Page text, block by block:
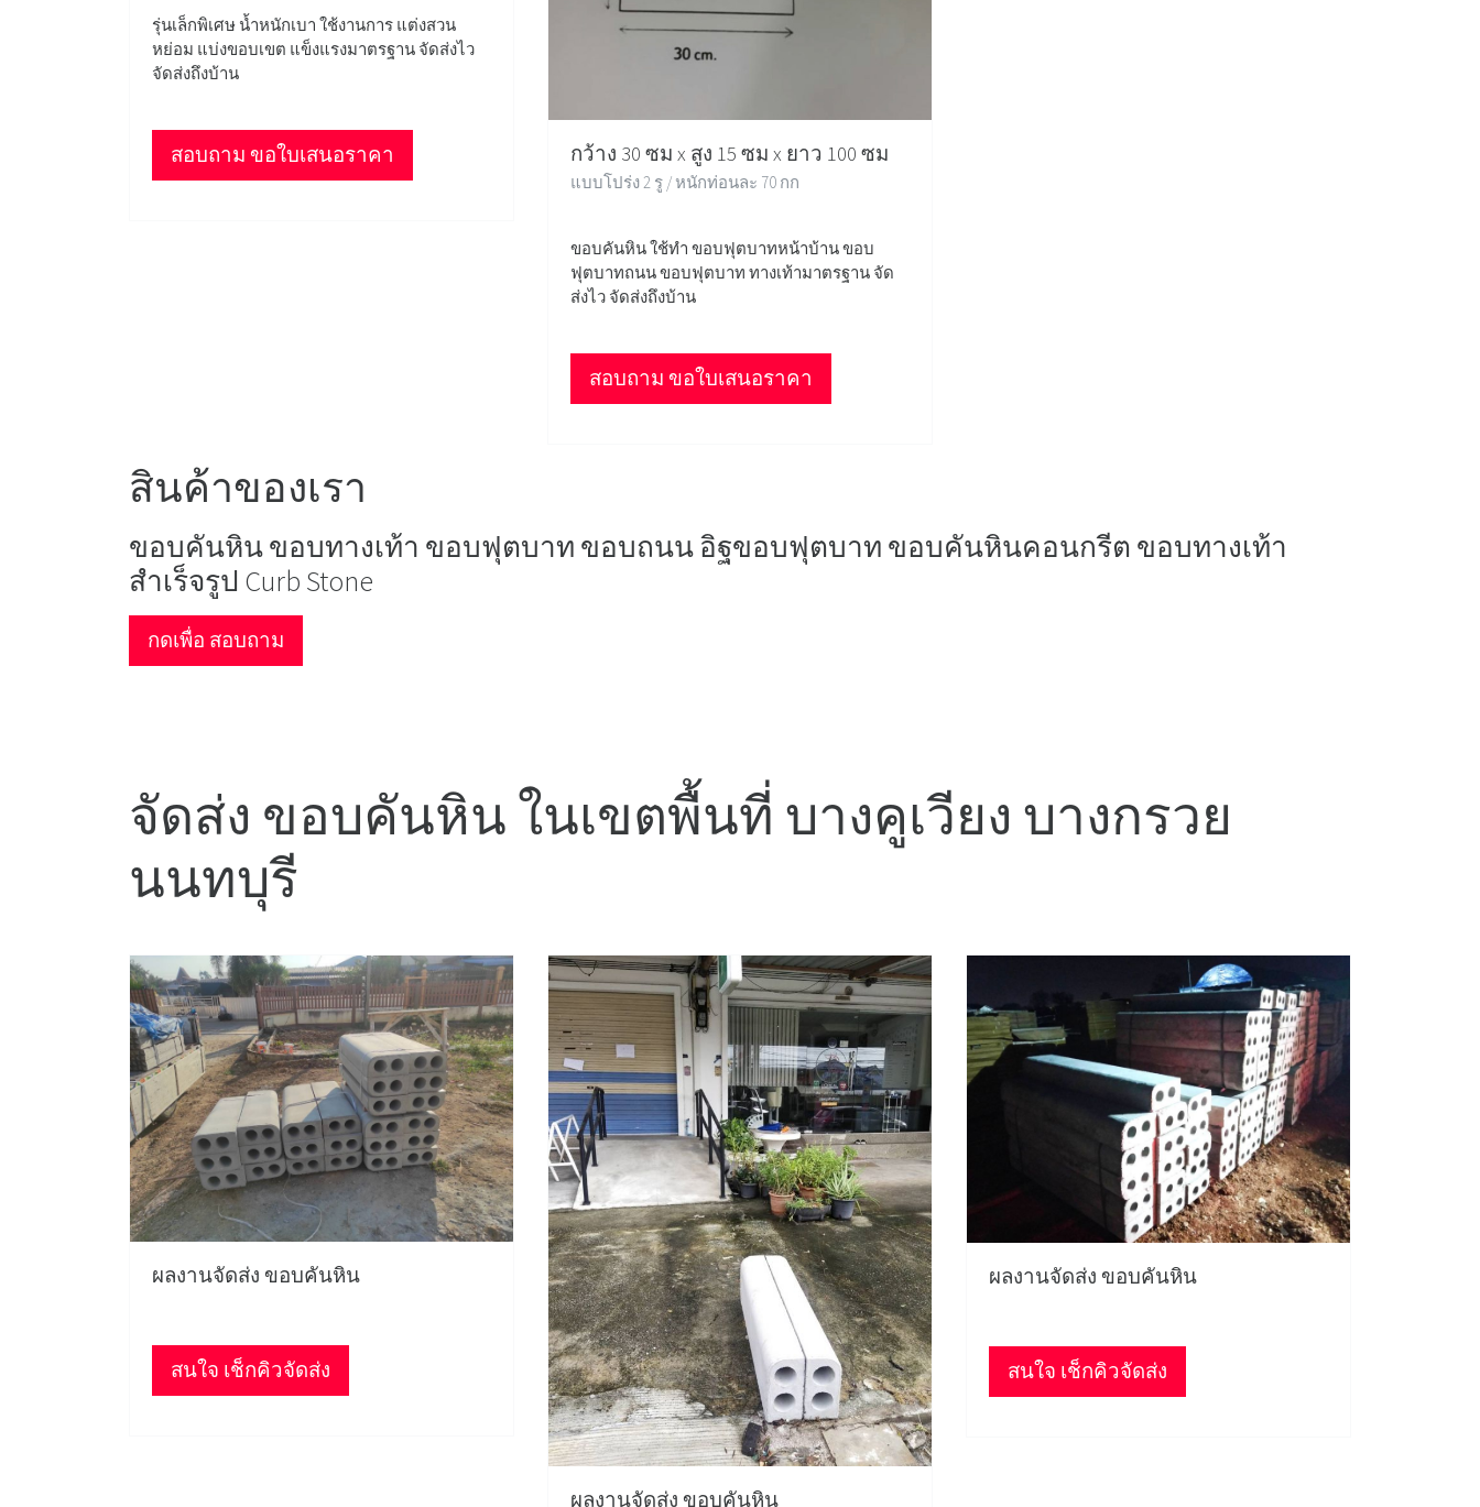
รุ่นเล็กพิเศษ น้ำหนักเบา ใช้งานการ แต่งสวน
หย่อม แบ่งขอบเขต แข็งแรงมาตรฐาน จัดส่งไว
จัดส่งถึงบ้าน
สอบถาม ขอใบเสนอราคา กว้าง 30 ซม x สูง 15 ซม x ยาว 100 ซม
แบบโปร่ง 2 รู / หนักท่อนละ 70 กก
ขอบคันหิน ใช้ทำ ขอบฟุตบาทหน้าบ้าน ขอบ
ฟุตบาทถนน ขอบฟุตบาท ทางเท้ามาตรฐาน จัด
ส่งไว จัดส่งถึงบ้าน
สอบถาม ขอใบเสนอราคา
สินค้าของเรา
ขอบคันหิน ขอบทางเท้า ขอบฟุตบาท ขอบถนน อิฐขอบฟุตบาท ขอบคันหินคอนกรีต ขอบทางเท้า
สำเร็จรูป Curb Stone
กดเพื่อ สอบถาม
จัดส่ง ขอบคันหิน ในเขตพื้นที่ บางคูเวียง บางกรวย
นนทบุรี
ผลงานจัดส่ง ขอบคันหิน
สนใจ เช็กคิวจัดส่ง
ผลงานจัดส่ง ขอบคันหิน
ผลงานจัดส่ง ขอบคันหิน
สนใจ เช็กคิวจัดส่ง